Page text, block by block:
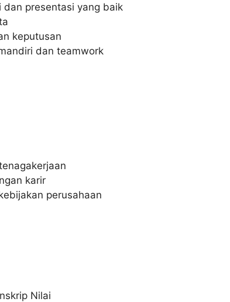
dan presentasi yang baik
keputusan
dan teamwork
karir
perusahaan
Nilai